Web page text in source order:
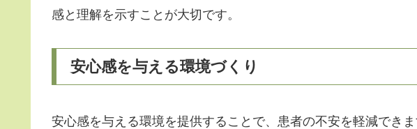
感と理解を示すことが大切です。
安心感を与える環境づくり
安心感を与える環境を提供することで、患者の不安を軽減でき